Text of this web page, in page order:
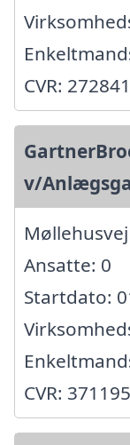
CVR:
v/
Ansatte: 0
Startdato:
CVR: